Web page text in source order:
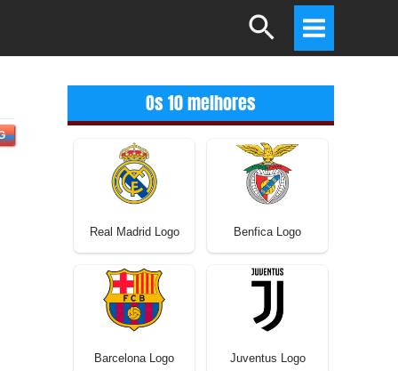
Search
Main
Menu
Os 10 melhores
Real Madrid Logo Benfica Logo
Barcelona Logo Juventus Logo